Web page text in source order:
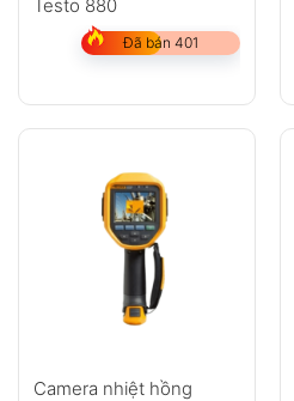
Testo 880
Đã bán 401
Camera nhiệt hồng